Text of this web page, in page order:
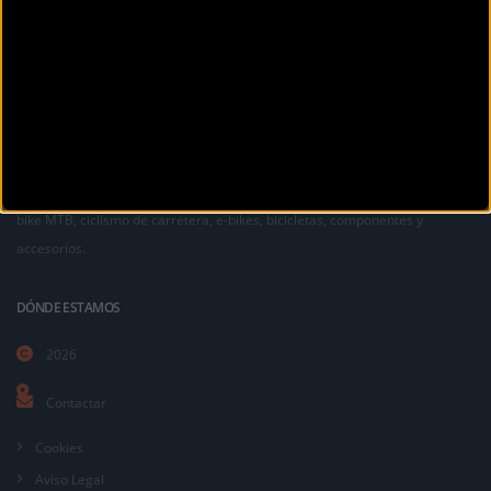
bike MTB, ciclismo de carretera, e-bikes, bicicletas, componentes y
accesorios.
DÓNDE ESTAMOS
2026
Contactar
Cookies
Aviso Legal